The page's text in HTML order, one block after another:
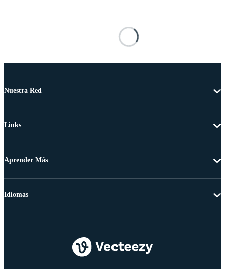
Nuestra Red
Links
Aprender Más
Idiomas